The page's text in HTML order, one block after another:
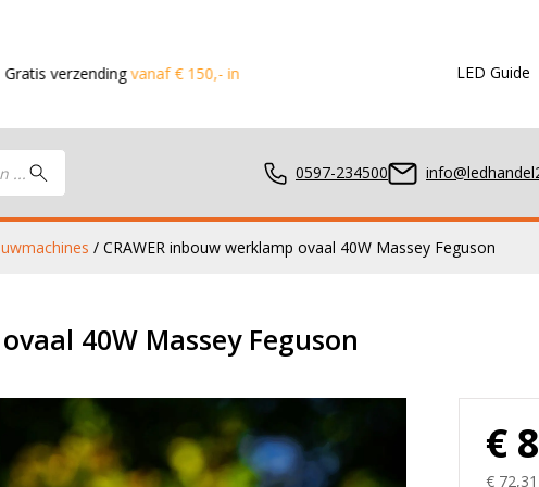
vanaf € 150,- in de Benelux Dezelfde dag
LED Guide
0597-234500
/ CRAWER inbouw werklamp ovaal 40W Massey Feguson
40W Massey Feguson
€
€